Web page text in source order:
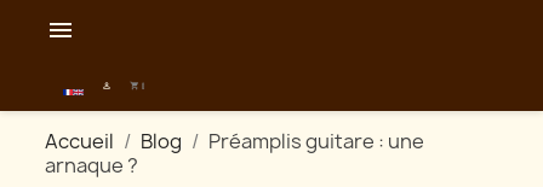

 shopping_cart 0
Accueil Blog
Préamplis guitare : une
arnaque ?